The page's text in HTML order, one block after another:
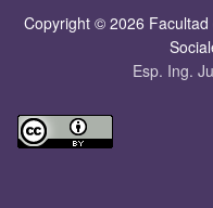
Copyright © 2026
Esp. Ing.